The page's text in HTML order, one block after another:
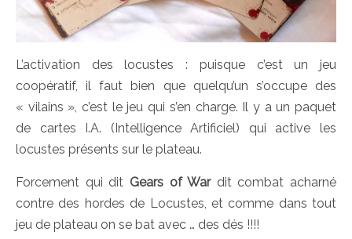
L’activation des locustes : puisque c’est un jeu
coopératif, il faut bien que quelqu’un s’occupe des
« vilains », c’est le jeu qui s’en charge. Il y a un paquet
de cartes I.A. (Intelligence Artificiel) qui active les
locustes présents sur le plateau.
Forcement qui dit Gears of Wardit combat acharné
contre des hordes de Locustes, et comme dans tout
jeu de plateau on se bat avec … des dés !!!!